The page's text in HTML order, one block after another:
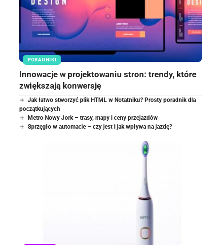
PORADNIKI
Innowacje w projektowaniu stron: trendy, które
zwiększają konwersję
Jak łatwo stworzyć plik HTML w Notatniku? Prosty poradnik dla
początkujących
Metro Nowy Jork – trasy, mapy i ceny przejazdów
Sprzęgło w automacie – czy jest i jak wpływa na jazdę?